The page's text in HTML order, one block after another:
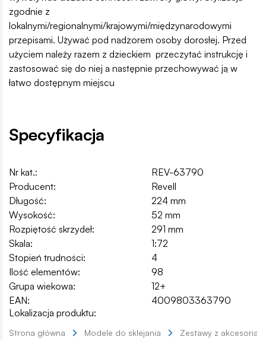
zgodnie z
lokalnymi/regionalnymi/krajowymi/międzynarodowymi
przepisami. Używać pod nadzorem osoby dorosłej. Przed
użyciem należy razem z dzieckiem przeczytać instrukcję i
zastosować się do niej a następnie przechowywać ją w
łatwo dostępnym miejscu
Specyfikacja
Nr kat.:
REV-63790
Producent:
Revell
Długość:
224 mm
Wysokość:
52 mm
Rozpiętość skrzydeł:
291 mm
Skala:
1:72
Stopień trudności:
4
Ilość elementów:
98
Grupa wiekowa:
12+
EAN:
4009803363790
Lokalizacja produktu:
Strona główna Modele do sklejania Zestawy z akcesoriami